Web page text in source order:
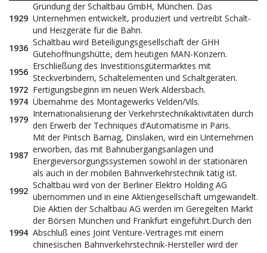
1929
Gründung der Schaltbau GmbH, München. Das
Unternehmen entwickelt, produziert und vertreibt Schalt-
und Heizgeräte für die Bahn.
1936
Schaltbau wird Beteiligungsgesellschaft der GHH
Gutehoffnungshütte, dem heutigen MAN-Konzern.
1956
Erschließung des Investitionsgütermarktes mit
Steckverbindern, Schaltelementen und Schaltgeräten.
1972 Fertigungsbeginn im neuen Werk Aldersbach.
1974 Übernahme des Montagewerks Velden/Vils.
1979
Internationalisierung der Verkehrstechnikaktivitäten durch
den Erwerb der Techniques d’Automatisme in Paris.
1987
Mit der Pintsch Bamag, Dinslaken, wird ein Unternehmen
erworben, das mit Bahnübergangsanlagen und
Energieversorgungssystemen sowohl in der stationären
als auch in der mobilen Bahnverkehrstechnik tätig ist.
1992
Schaltbau wird von der Berliner Elektro Holding AG
übernommen und in eine Aktiengesellschaft umgewandelt.
1994
Die Aktien der Schaltbau AG werden im Geregelten Markt
der Börsen München und Frankfurt eingeführt.Durch den
Abschluß eines Joint Venture-Vertrages mit einem
chinesischen Bahnverkehrstechnik-Hersteller wird der